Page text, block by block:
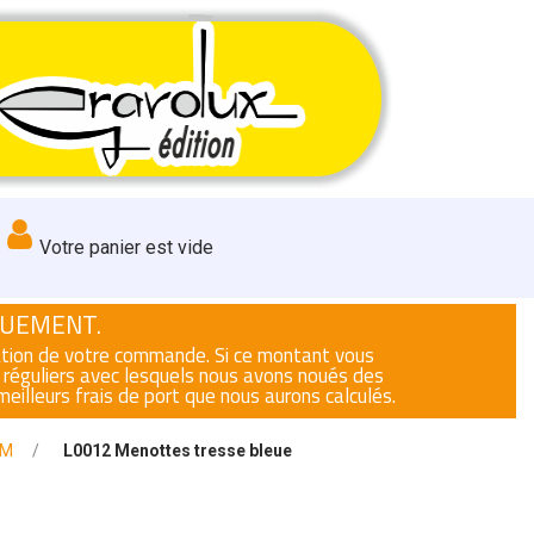
Votre panier est vide
de votre commande. Si ce montant vous
avec lesquels nous avons noués des
frais de port que nous aurons calculés.
L0012 Menottes tresse bleue